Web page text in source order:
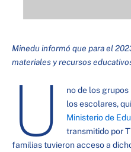
Minedu informó que para el
materiales y recursos
U
no de los
los escolares,
Ministerio de
transmitido por
familias tuvieron acceso a